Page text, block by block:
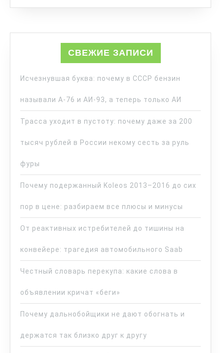
СВЕЖИЕ ЗАПИСИ
Исчезнувшая буква: почему в СССР бензин
называли А-76 и АИ-93, а теперь только АИ
Трасса уходит в пустоту: почему даже за 200
тысяч рублей в России некому сесть за руль
фуры
Почему подержанный Koleos 2013–2016 до сих
пор в цене: разбираем все плюсы и минусы
От реактивных истребителей до тишины на
конвейере: трагедия автомобильного Saab
Честный словарь перекупа: какие слова в
объявлении кричат «беги»
Почему дальнобойщики не дают обогнать и
держатся так близко друг к другу